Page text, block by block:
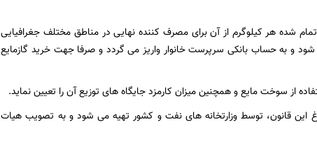
تمام شده هر کیلوگرم از آن برای مصرف کننده نهایی در مناطق مختلف جغرافیایی
محاسبه می شود و به حساب بانکی سرپرست خانوار واریز می گردد و صرفا جهت خرید گازمایع
این قانون، توسط وزارتخانه های نفت و کشور تهیه می شود و به تصویب هیات